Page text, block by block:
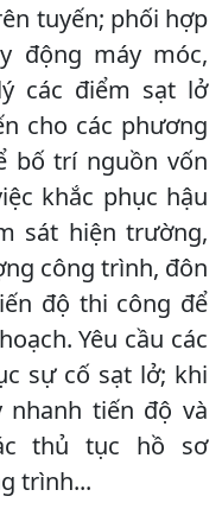
tuyến; phối hợp
động máy móc,
các điểm sạt lở
cho các phương
bố trí nguồn vốn
khắc phục hậu
sát hiện trường,
công trình, đôn
độ thi công để
Yêu cầu các
sự cố sạt lở; khi
tiến độ và
thủ tục hồ sơ
trình...